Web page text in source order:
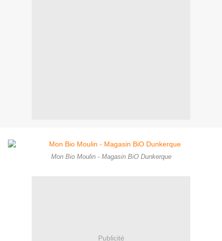
Mon Bio Moulin - Magasin BiO Dunkerque
Publicité